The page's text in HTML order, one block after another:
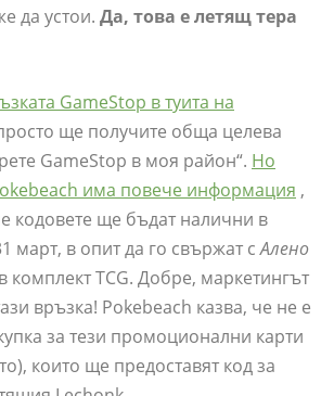
да устои. Да, това е летящ тера
GameStop в туита на
ще получите обща целева
GameStop в моя район“. Но
има повече информация ,
кодовете ще бъдат налични в
март, в опит да го свържат сАлено
комплект TCG. Добре, маркетингът
връзка! Pokebeach казва, че не е
за тези промоционални карти
които ще предоставят код за